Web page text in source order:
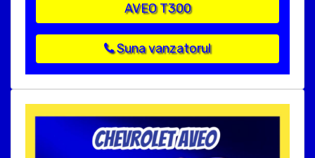
AVEO T300
Suna vanzatorul